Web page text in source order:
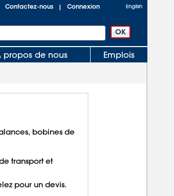
Contactez-nous | Connexion English
propos de nous Emplois
bobines de
transport et
pour un devis.